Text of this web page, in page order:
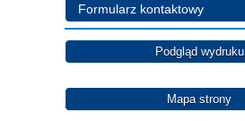
Formularz kontaktowy
Podgląd wydruku
Mapa strony